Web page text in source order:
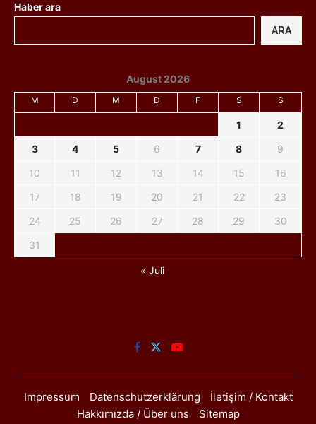
Haber ara
ARA
August 2026
M D M D F S S
1
2
3
4 5 6 7 8
9
10
11 12 13 14 15
16
17
18 19 20 21 22
23
24
25 26 27 28 29
30
31
« Juli
Impressum Datenschutzerklärung
İletişim / Kontakt
Hakkımızda / Über uns
Sitemap